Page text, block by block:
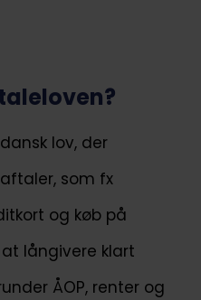
lov, der
som fx
og køb på
långivere klart
ÅOP, renter og